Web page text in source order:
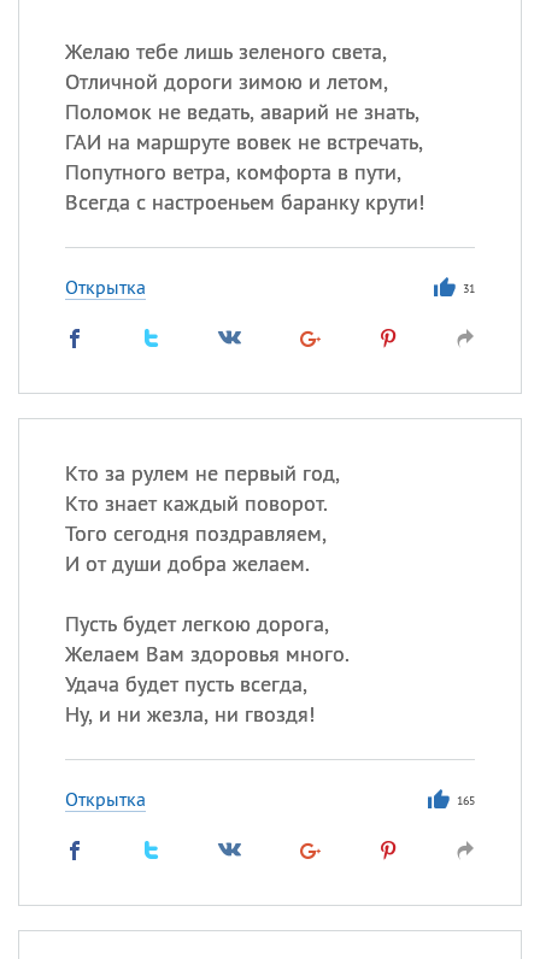
Желаю тебе лишь зеленого света,
Отличной дороги зимою и летом,
Поломок не ведать, аварий не знать,
ГАИ на маршруте вовек не встречать,
Попутного ветра, комфорта в пути,
Всегда с настроеньем баранку крути!
Открытка 31
Кто за рулем не первый год,
Кто знает каждый поворот.
Того сегодня поздравляем,
И от души добра желаем.
Пусть будет легкою дорога,
Желаем Вам здоровья много.
Удача будет пусть всегда,
Ну, и ни жезла, ни гвоздя!
Открытка 165